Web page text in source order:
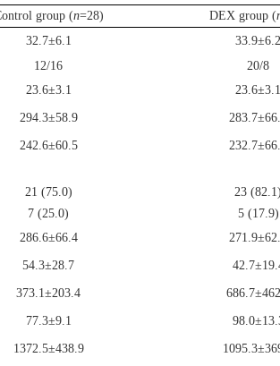
group (n=28) DEX group (
32.7±6.1 33.9±6.2
12/16 20/8
23.6±3.1 23.6±3.1
294.3±58.9
242.6±60.5
21 (75.0)
23 (82.1)
7 (25.0)
5 (17.9)
286.6±66.4
54.3±28.7
373.1±203.4
77.3±9.1
1372.5±438.9 1095.3